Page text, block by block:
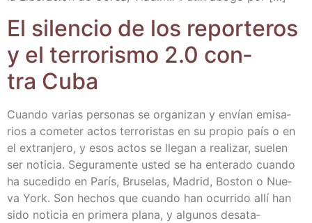
El silen­cio de los repor­te­ros
y el terro­ris­mo 2.0 con­
tra Cuba
Cuan­do varias per­so­nas se orga­ni­zan y envían emi­sa­
rios a come­ter actos terro­ris­tas en su pro­pio país o en
el extran­je­ro, y esos actos se lle­gan a rea­li­zar, sue­len
ser noti­cia. Segu­ra­men­te usted se ha ente­ra­do cuan­do
ha suce­di­do en París, Bru­se­las, Madrid, Bos­ton o Nue­
va York. Son hechos que cuan­do han ocu­rri­do allí han
sido noti­cia en pri­me­ra pla­na, y algu­nos des­ata­